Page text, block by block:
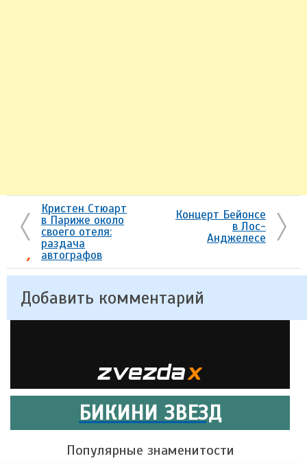
Кристен Стюарт
в Париже около
своего отеля:
раздача
автографов
Концерт Бейонсе
в Лос-
Анджелесе
Добавить комментарий
БИКИНИ ЗВЕЗД
Популярные знаменитости